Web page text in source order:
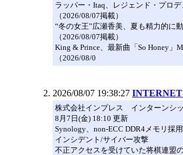
ラッパー・Itaq、レジェンド・プロ
（2026/08/07掲載）
“冬の女王”広瀬香美、夏も精力的
（2026/08/07掲載）
King & Prince、最新曲「So Honey」
（2026/08/0
2026/08/07 19:38:27 INTERNET
株式会社インプレス インターンシ
8月7日(金) 18:10 更新
Synology、non-ECC DDR4メモリ採
インシデント/サイバー攻撃
不正アクセスを受けていた将棋連盟